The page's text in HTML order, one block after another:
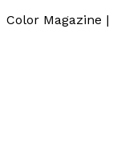
Color Magazine |